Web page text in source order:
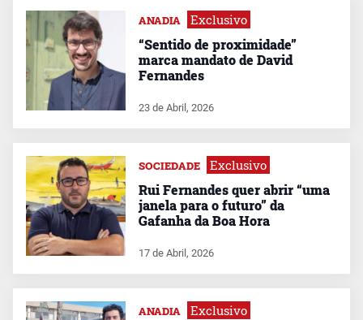
ANADIA Exclusivo
“Sentido de proximidade”
marca mandato de David
Fernandes
23 de Abril, 2026
SOCIEDADE Exclusivo
Rui Fernandes quer abrir “uma
janela para o futuro” da
Gafanha da Boa Hora
17 de Abril, 2026
ANADIA Exclusivo